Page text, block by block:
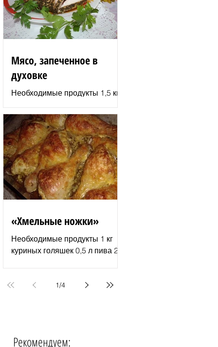
сахара...
Мясо, запеченное в
духовке
Необходимые продукты 1,5 кг
паприка смесь сухих
итальянских трав черный
молотый перец 2–3 ст. л.
растительного...
«Хмельные ножки»
Необходимые продукты 1 кг
куриных голяшек 0,5 л пива 2–
пачка изюма (200 г )...
1/4
Рекомендуем:
События недели